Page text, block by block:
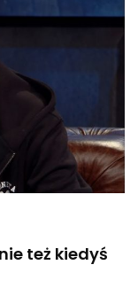
Do
też kiedyś